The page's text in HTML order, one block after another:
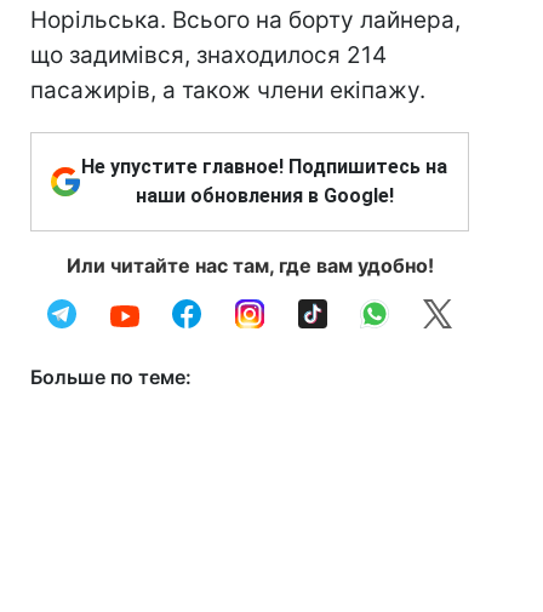
Норільська. Всього на борту лайнера,
що задимівся, знаходилося 214
пасажирів, а також члени екіпажу.
Не упустите главное! Подпишитесь на
наши обновления в Google!
Или читайте нас там, где вам удобно!
Больше по теме: